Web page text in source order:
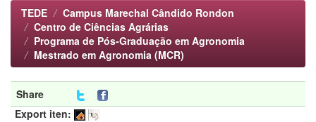
TEDE
Campus Marechal Cândido Rondon
Centro de Ciências Agrárias
Programa de Pós-Graduação em Agronomia
Mestrado em Agronomia (MCR)
Share
Export iten: